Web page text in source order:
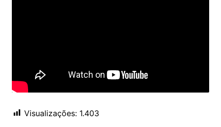
Visualizações: 1.403